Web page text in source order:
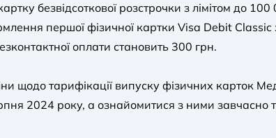
безвідсоткової розстрочки з лімітом до 100
першої фізичної картки Visa Debit Classic
оплати становить 300 грн.
щодо тарифікації випуску фізичних карток
2024 року, а ознайомитися з ними завчасно